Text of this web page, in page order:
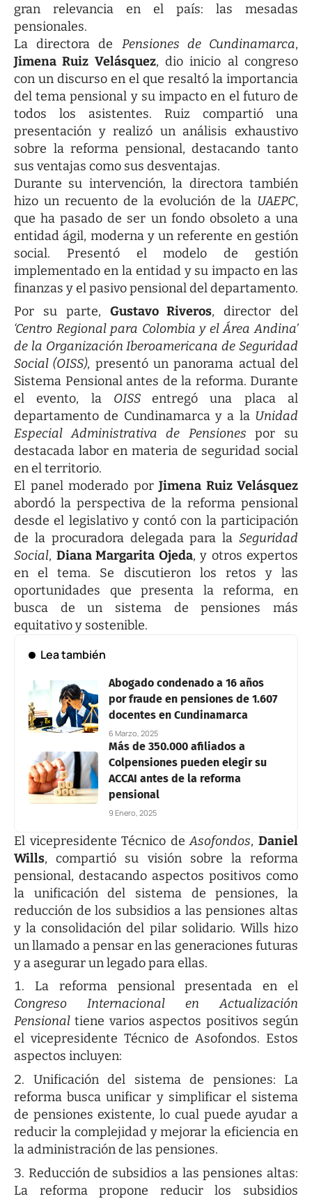
gran relevancia en el país: las mesadas
pensionales.
La directora de Pensiones de Cundinamarca,
Jimena Ruiz Velásquez, dio inicio al congreso
con un discurso en el que resaltó la importancia
del tema pensional y su impacto en el futuro de
todos los asistentes. Ruiz compartió una
presentación y realizó un análisis exhaustivo
sobre la reforma pensional, destacando tanto
sus ventajas como sus desventajas.
Durante su intervención, la directora también
hizo un recuento de la evolución de la UAEPC,
que ha pasado de ser un fondo obsoleto a una
entidad ágil, moderna y un referente en gestión
social. Presentó el modelo de gestión
implementado en la entidad y su impacto en las
finanzas y el pasivo pensional del departamento.
Por su parte, Gustavo Riveros, director del
‘Centro Regional para Colombia y el Área Andina’
de la Organización Iberoamericana de Seguridad
Social (OISS), presentó un panorama actual del
Sistema Pensional antes de la reforma. Durante
el evento, la OISSentregó una placa al
departamento de Cundinamarca y a la Unidad
Especial Administrativa de Pensiones por su
destacada labor en materia de seguridad social
en el territorio.
El panel moderado por Jimena Ruiz Velásquez
abordó la perspectiva de la reforma pensional
desde el legislativo y contó con la participación
de la procuradora delegada para la Seguridad
Social, Diana Margarita Ojeda, y otros expertos
en el tema. Se discutieron los retos y las
oportunidades que presenta la reforma, en
busca de un sistema de pensiones más
equitativo y sostenible.
Lea también
Abogado condenado a 16 años
por fraude en pensiones de 1.607
docentes en Cundinamarca
6 Marzo, 2025
Más de 350.000 afiliados a
Colpensiones pueden elegir su
ACCAI antes de la reforma
pensional
9 Enero, 2025
El vicepresidente Técnico deAsofondos,Daniel
Wills, compartió su visión sobre la reforma
pensional, destacando aspectos positivos como
la unificación del sistema de pensiones, la
reducción de los subsidios a las pensiones altas
y la consolidación del pilar solidario. Wills hizo
un llamado a pensar en las generaciones futuras
y a asegurar un legado para ellas.
La reforma pensional presentada en el
Congreso Internacional en Actualización
Pensional tiene varios aspectos positivos según
el vicepresidente Técnico de Asofondos. Estos
aspectos incluyen:
Unificación del sistema de pensiones: La
reforma busca unificar y simplificar el sistema
de pensiones existente, lo cual puede ayudar a
reducir la complejidad y mejorar la eficiencia en
la administración de las pensiones.
Reducción de subsidios a las pensiones altas:
La reforma propone reducir los subsidios